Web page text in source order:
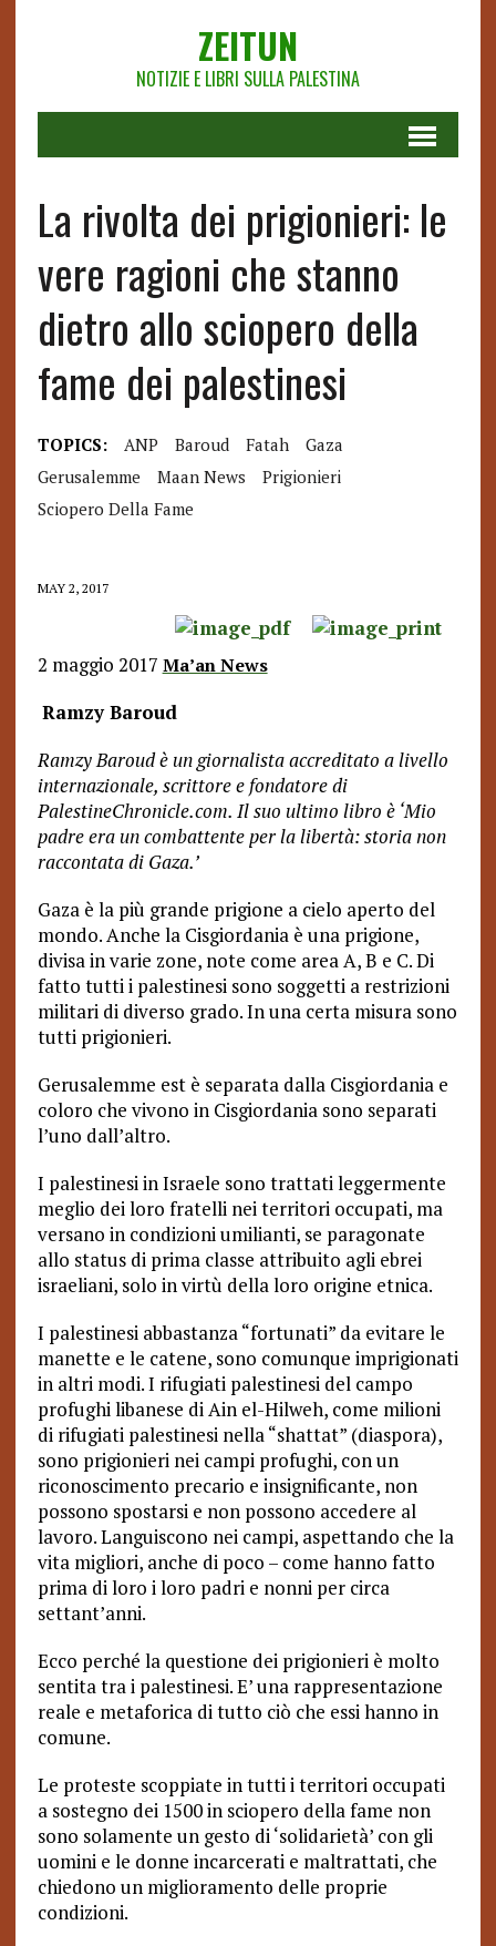
ZEITUN
NOTIZIE E LIBRI SULLA PALESTINA
La rivolta dei prigionieri: le
vere ragioni che stanno
dietro allo sciopero della
fame dei palestinesi
TOPICS: ANP Baroud Fatah
Gaza
Gerusalemme
Maan News
Prigionieri
Sciopero Della Fame
MAY 2, 2017
2 maggio 2017 Ma’an News
Ramzy Baroud
Ramzy Baroud è un giornalista accreditato a livello
internazionale, scrittore e fondatore di
PalestineChronicle.com. Il suo ultimo libro è ‘Mio
padre era un combattente per la libertà: storia non
raccontata di Gaza.’
Gaza è la più grande prigione a cielo aperto del
mondo. Anche la Cisgiordania è una prigione,
divisa in varie zone, note come area A, B e C. Di
fatto tutti i palestinesi sono soggetti a restrizioni
militari di diverso grado. In una certa misura sono
tutti prigionieri.
Gerusalemme est è separata dalla Cisgiordania e
coloro che vivono in Cisgiordania sono separati
l’uno dall’altro.
I palestinesi in Israele sono trattati leggermente
meglio dei loro fratelli nei territori occupati, ma
versano in condizioni umilianti, se paragonate
allo status di prima classe attribuito agli ebrei
israeliani, solo in virtù della loro origine etnica.
I palestinesi abbastanza “fortunati” da evitare le
manette e le catene, sono comunque imprigionati
in altri modi. I rifugiati palestinesi del campo
profughi libanese di Ain el-Hilweh, come milioni
di rifugiati palestinesi nella “shattat” (diaspora),
sono prigionieri nei campi profughi, con un
riconoscimento precario e insignificante, non
possono spostarsi e non possono accedere al
lavoro. Languiscono nei campi, aspettando che la
vita migliori, anche di poco – come hanno fatto
prima di loro i loro padri e nonni per circa
settant’anni.
Ecco perché la questione dei prigionieri è molto
sentita tra i palestinesi. E’ una rappresentazione
reale e metaforica di tutto ciò che essi hanno in
comune.
Le proteste scoppiate in tutti i territori occupati
a sostegno dei 1500 in sciopero della fame non
sono solamente un gesto di ‘solidarietà’ con gli
uomini e le donne incarcerati e maltrattati, che
chiedono un miglioramento delle proprie
condizioni.